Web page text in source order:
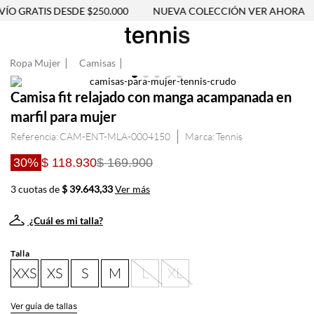
GRATIS DESDE $250.000 NUEVA COLECCIÓN VER AHORA
Ropa Mujer Camisas
Camisa fit relajado con manga acampanada en
marfil para mujer
Referencia: CAM-ENT-MLA-0004150 Tennis
30% $ 118.930$ 169.900
3 cuotas de$ 39.643,33Ver más
¿Cuál es mi talla?
Talla
XXS XS S M L XL
Ver guía de tallas